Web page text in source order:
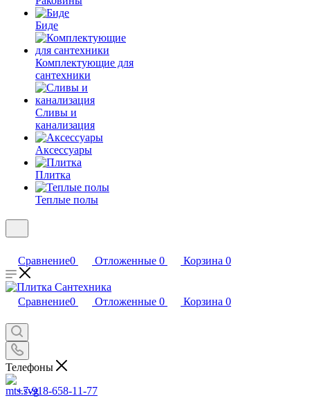
Биде
Комплектующие для
сантехники
Сливы и
канализация
Аксессуары
Плитка
Теплые полы
Сравнение0 Отложенные 0 Корзина 0
Сравнение0 Отложенные 0 Корзина 0
Телефоны
+7-918-658-11-77